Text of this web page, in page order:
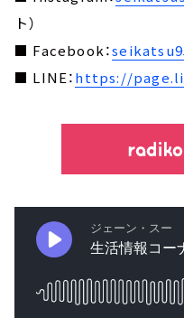
ト）
■ Facebook：
■ LINE：https://